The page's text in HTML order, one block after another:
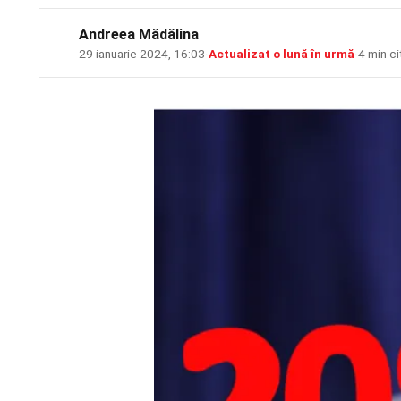
Andreea Mădălina
29 ianuarie 2024, 16:03 Actualizat o lună în urmă 4 min